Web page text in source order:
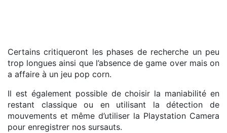
Certains critiqueront les phases de recherche un peu
trop longues ainsi que l’absence de game over mais on
a affaire à un jeu pop corn.
Il est également possible de choisir la maniabilité en
restant classique ou en utilisant la détection de
mouvements et même d’utiliser la Playstation Camera
pour enregistrer nos sursauts.